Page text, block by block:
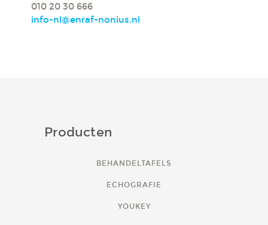
010 20 30 666
info-nl@enraf-nonius.nl
Producten
BEHANDELTAFELS
ECHOGRAFIE
YOUKEY